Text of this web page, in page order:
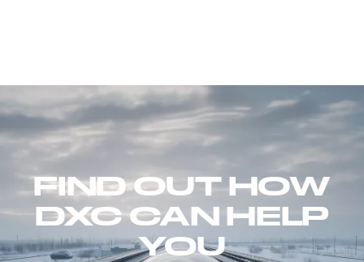
FIND OUT HOW
DXC CAN HELP
YOU